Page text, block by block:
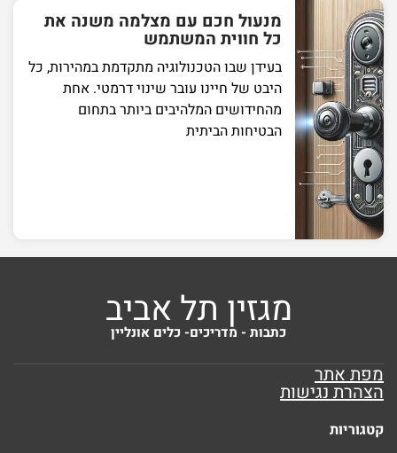
מנעול חכם עם מצלמה משנה את
כל חווית המשתמש
בעידן שבו הטכנולוגיה מתקדמת במהירות, כל
היבט של חיינו עובר שינוי דרמטי. אחת
מהחידושים המלהיבים ביותר בתחום
הבטיחות הביתית
מגזין תל אביב
כתבות - מדריכים- כלים אונליין
מפת אתר
הצהרת נגישות
קטגוריות